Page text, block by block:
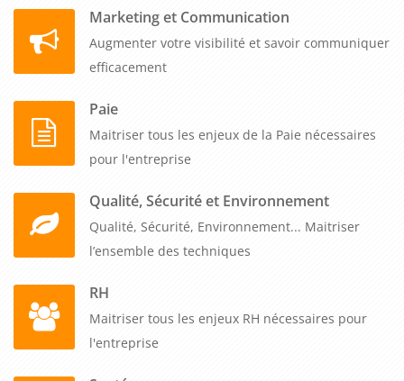
Marketing et Communication
Augmenter votre visibilité et savoir communiquer
efficacement
Paie
Maitriser tous les enjeux de la Paie nécessaires
pour l'entreprise
Qualité, Sécurité et Environnement
Qualité, Sécurité, Environnement... Maitriser
l’ensemble des techniques
RH
Maitriser tous les enjeux RH nécessaires pour
l'entreprise